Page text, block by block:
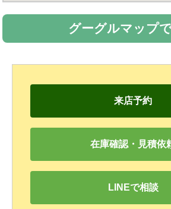
グーグルマップ
来店予約
在庫確認・見積依
LINEで相談